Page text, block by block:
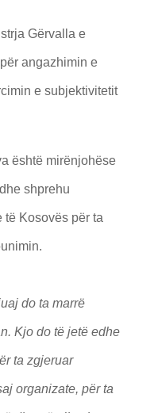
Gërvalla e
angazhimin e
e subjektivitetit
është mirënjohëse
shprehu
Kosovës për ta
do ta marrë
Kjo do të jetë edhe
ta zgjeruar
organizate, për ta